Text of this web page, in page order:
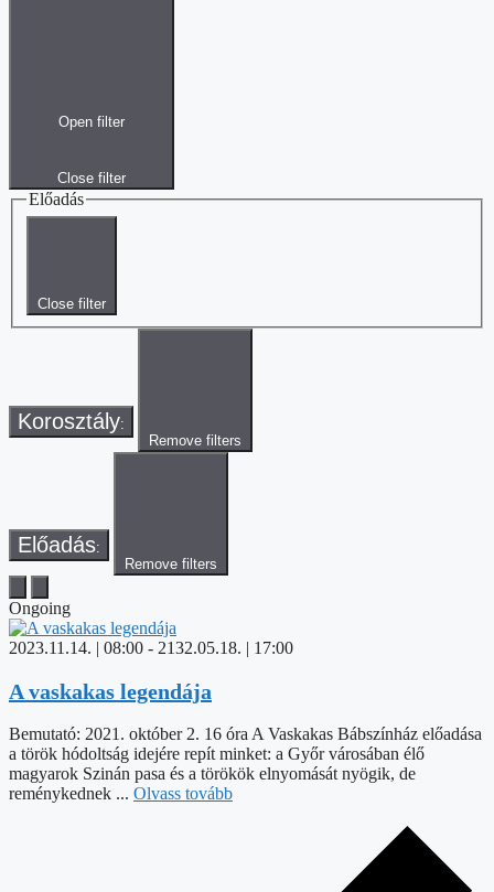
Open filter
Close filter
Előadás
Close filter
Korosztály:
Remove filters
Előadás:
Remove filters
Ongoing
2023.11.14. | 08:00 - 2132.05.18. | 17:00
A vaskakas legendája
Bemutató: 2021. október 2. 16 óra A Vaskakas Bábszínház előadása
a török hódoltság idejére repít minket: a Győr városában élő
magyarok Szinán pasa és a törökök elnyomását nyögik, de
reménykednek ... Olvass tovább